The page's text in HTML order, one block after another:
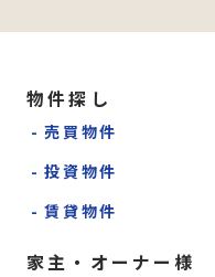
物件探し
売買物件
投資物件
賃貸物件
家主・オーナー様